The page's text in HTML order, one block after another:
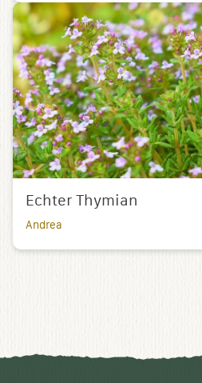
Echter Thymian
Andrea